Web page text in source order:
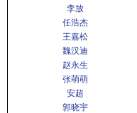
李放
任浩杰
王嘉松
魏汉迪
赵永生
张萌萌
安超
郭晓宇